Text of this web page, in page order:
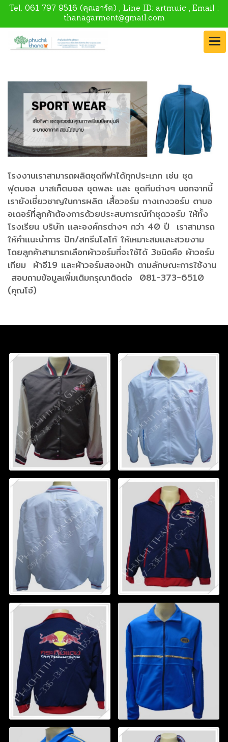
Tel. 061 797 9516 (คุณอาร์ต) , Line ID: artmuic , Email :
thanagarment@gmail.com
โรงงานเราสามารถผลิตชุดกีฬาได้ทุกประเภท เช่น ชุด
ฟุตบอล บาสเก็ตบอล ชุดพละ และ ชุดทีมต่างๆ นอกจากนี้
เรายังเชี่ยวชาญในการผลิต เสื้อวอร์ม กางเกงวอร์ม ตามอ
อเดอร์ที่ลูกค้าต้องการด้วยประสบการณ์ทำชุดวอร์ม ให้ทั้ง
โรงเรียน บริษัท และองค์กรต่างๆ กว่า 40 ปี เราสามารถ
ให้คำแนะนำการ ปัก/สกรีนโลโก้ ให้เหมาะสมและสวยงาม
โดยลูกค้าสามารถเลือกผ้าวอร์มที่จะใช้ได้ 3ชนิดคือ ผ้าวอร์ม
เทียม ผ้าอี19 และผ้าวอร์มสองหน้า ตามลักษณะการใช้งาน
สอบถามข้อมูลเพิ่มเติมกรุณาติดต่อ 081-373-6510
(คุณโอ๋)